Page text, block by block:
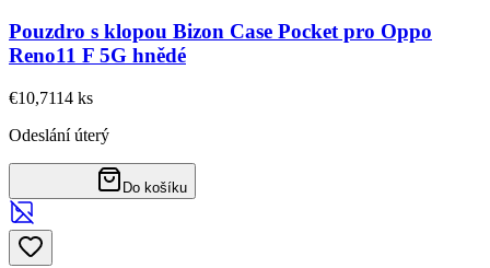
Pouzdro s klopou Bizon Case Pocket pro Oppo
Reno11 F 5G hnědé
€10,7114 ks
Odeslání úterý
Do košíku